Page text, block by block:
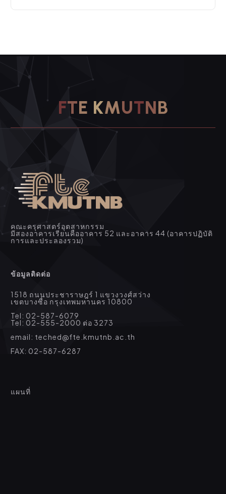
FTE KMUTNB
คณะครุศาสตร์อุตสาหกรรม
มีสองอาคารเรียนคืออาคาร 52 และอาคาร 44 (อาคารปฏิบัติ
การและประลองรวม)
ข้อมูลติดต่อ
1518 ถนนประชาราษฎร์ 1 แขวงวงศ์สว่าง
เขตบางซื่อ กรุงเทพมหานคร 10800
Tel: 02-587-6079
Tel: 02-555-2000 ต่อ 3273
email: teched@fte.kmutnb.ac.th
FAX: 02-587-6287
แผนที่